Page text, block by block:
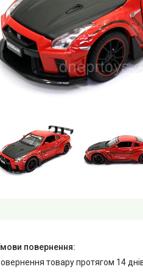
повернення товару протягом 14